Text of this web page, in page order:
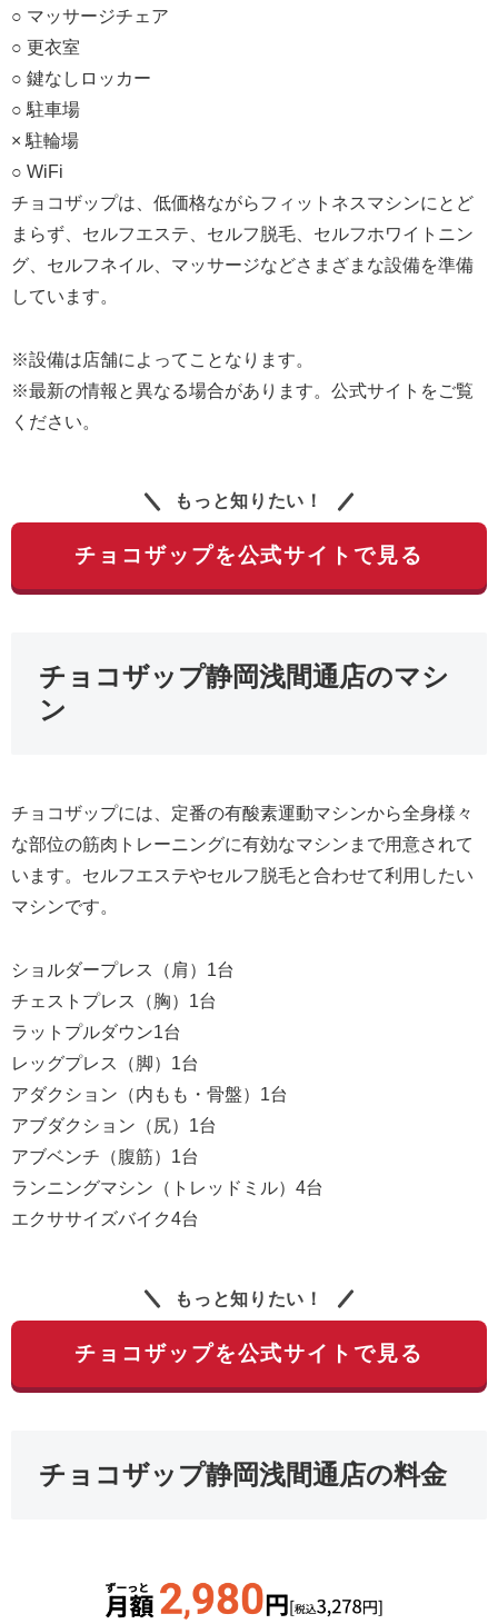
○ マッサージチェア
○ 更衣室
○ 鍵なしロッカー
○ 駐車場
× 駐輪場
○ WiFi
チョコザップは、低価格ながらフィットネスマシンにとど
まらず、セルフエステ、セルフ脱毛、セルフホワイトニン
グ、セルフネイル、マッサージなどさまざまな設備を準備
しています。
※設備は店舗によってことなります。
※最新の情報と異なる場合があります。公式サイトをご覧
ください。
もっと知りたい！
チョコザップを公式サイトで見る
チョコザップ静岡浅間通店のマシ
ン
チョコザップには、定番の有酸素運動マシンから全身様々
な部位の筋肉トレーニングに有効なマシンまで用意されて
います。セルフエステやセルフ脱毛と合わせて利用したい
マシンです。
ショルダープレス（肩）1台
チェストプレス（胸）1台
ラットプルダウン1台
レッグプレス（脚）1台
アダクション（内もも・骨盤）1台
アブダクション（尻）1台
アブベンチ（腹筋）1台
ランニングマシン（トレッドミル）4台
エクササイズバイク4台
もっと知りたい！
チョコザップを公式サイトで見る
チョコザップ静岡浅間通店の料金